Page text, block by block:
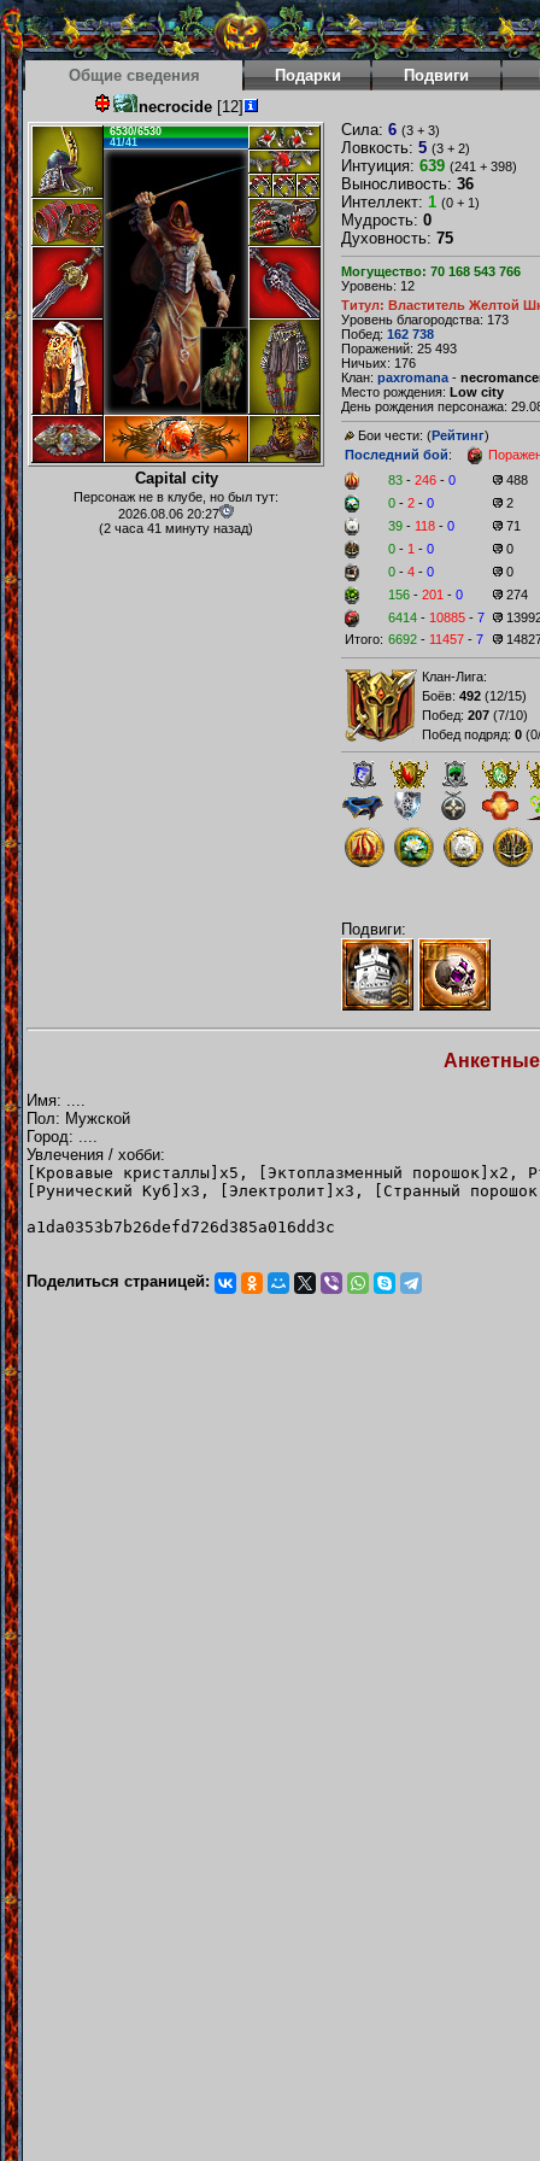
Общие сведения Подарки Подвиги
necrocide[12]
6530/6530
41/41
Capital city
Персонаж не в клубе, но был тут:
2026.08.06 20:27
(2 часа 41 минуту назад)
Сила: 6 (3 + 3)
Ловкость: 5 (3 + 2)
Интуиция: 639 (241 + 398)
Выносливость: 36
Интеллект: 1 (0 + 1)
Мудрость: 0
Духовность: 75
Могущество: 70 168 543 766
Уровень: 12
Титул: Властитель Желтой
Уровень благородства: 173
Побед: 162 738
Поражений: 25 493
Ничьих: 176
Клан: paxromana -
Место рождения: Low city
День рождения персонажа:
Бои чести: (Рейтинг)
Последний бой:
83 - 246 - 0
488
0 - 2 - 0
2
39 - 118 - 0
71
0 - 1 - 0
0
0 - 4 - 0
0
156 - 201 - 0
274
6414 - 10885 - 7
Итого: 6692 - 11457 - 7
Клан-Лига:
Боёв: 492 (12/15)
Побед: 207 (7/10)
Побед подряд: 0 (
Подвиги:
Имя: ....
Пол: Мужской
Город: ....
Увлечения / хобби:
[Кровавые кристаллы]x5, [Эктоплазменный порошок]x2,
[Рунический Куб]x3, [Электролит]x3, [Странный
a1da0353b7b26defd726d385a016dd3c
Поделиться страницей: